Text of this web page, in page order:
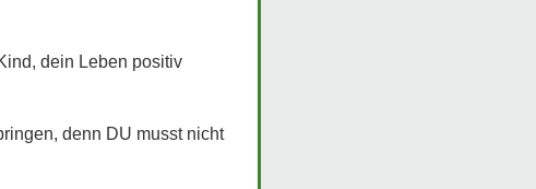
dein Leben positiv
denn DU musst nicht